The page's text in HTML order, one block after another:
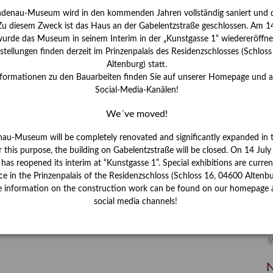
Museum wird in den kommenden Jahren vollständig saniert und
diesem Zweck ist das Haus an der Gabelentzstraße geschlossen. Am
das Museum in seinem Interim in der „Kunstgasse 1“
finden derzeit im Prinzenpalais des Residenzschlosses
Altenburg) statt.
zu den Bauarbeiten finden Sie auf unserer Homepage und
Social-Media-Kanälen!
We´ve moved!
Museum will be completely renovated and significantly expanded in
this purpose, the building on Gabelentzstraße will be closed. On 14
reopened its interim at “Kunstgasse 1”. Special exhibitions are
in the Prinzenpalais of the Residenzschloss (Schloss 16, 04600
information on the construction work can be found on our homepage
social media channels!